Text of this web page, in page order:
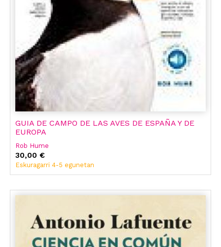
GUIA DE CAMPO DE LAS AVES DE ESPAÑA Y DE
EUROPA
Rob Hume
30,00 €
Eskuragarri 4-5 egunetan